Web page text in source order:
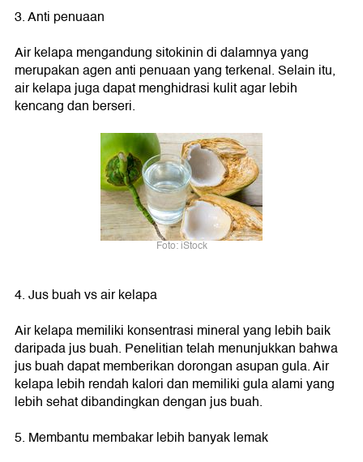
3. Anti penuaan
Air kelapa mengandung sitokinin di dalamnya yang
merupakan agen anti penuaan yang terkenal. Selain itu,
air kelapa juga dapat menghidrasi kulit agar lebih
kencang dan berseri.
Foto: iStock
4. Jus buah vs air kelapa
Air kelapa memiliki konsentrasi mineral yang lebih baik
daripada jus buah. Penelitian telah menunjukkan bahwa
jus buah dapat memberikan dorongan asupan gula. Air
kelapa lebih rendah kalori dan memiliki gula alami yang
lebih sehat dibandingkan dengan jus buah.
5. Membantu membakar lebih banyak lemak